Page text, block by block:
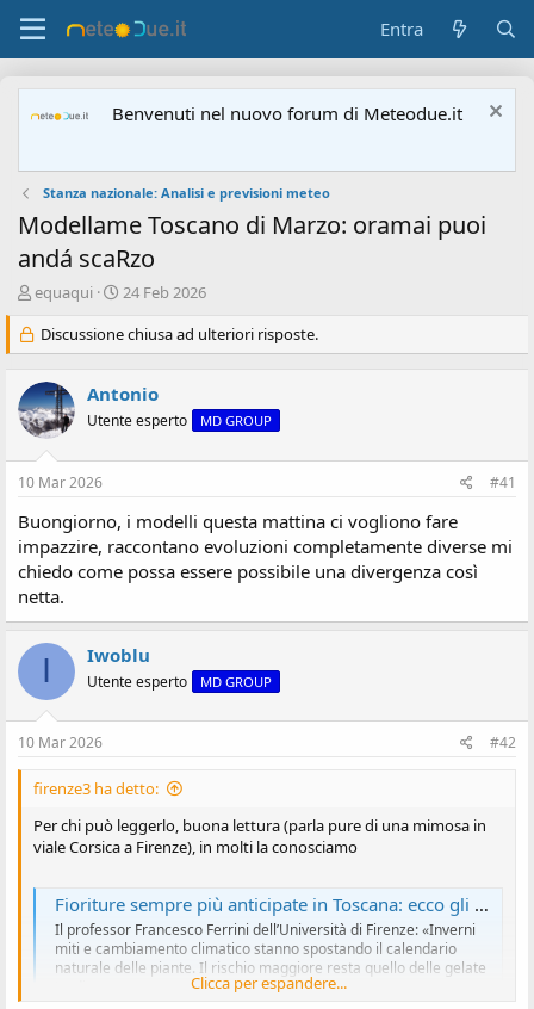
Entra
Benvenuti nel nuovo forum di Meteodue.it
Stanza nazionale: Analisi e previsioni meteo
Modellame Toscano di Marzo: oramai puoi
andá scaRzo
A
t
o
e
d
i
s
c
s
s
i
o
equaqui
D
t
a
'
i
i
o
24 Feb 2026
Discussione chiusa ad ulteriori risposte.
Antonio
Utente esperto MD GROUP
10 Mar 2026 #41
Buongiorno, i modelli questa mattina ci vogliono fare
impazzire, raccontano evoluzioni completamente diverse mi
chiedo come possa essere possibile una divergenza così
netta.
I Iwoblu
Utente esperto MD GROUP
10 Mar 2026 #42
firenze3 ha detto:
Per chi può leggerlo, buona lettura (parla pure di una mimosa in
viale Corsica a Firenze), in molti la conosciamo
Fioriture sempre più anticipate in Toscana: ecco gli alberi già nel loro pieno splendore
Il professor Francesco Ferrini dell’Università di Firenze: «Inverni
miti e cambiamento climatico stanno spostando il calendario
naturale delle piante. Il rischio maggiore resta quello delle gelate
Clicca per espandere...